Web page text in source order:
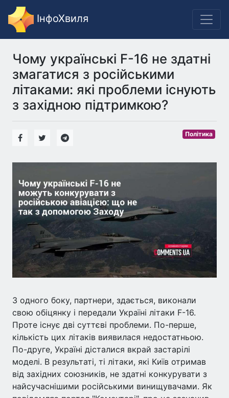
ІнфоХвиля
Чому українські F-16 не здатні
змагатися з російськими
літаками: які проблеми існують
з західною підтримкою?
Політика
З одного боку, партнери, здається, виконали
свою обіцянку і передали Україні літаки F-16.
Проте існує дві суттєві проблеми. По-перше,
кількість цих літаків виявилася недостатньою.
По-друге, Україні дісталися вкрай застарілі
моделі. В результаті, ті літаки, які Київ отримав
від західних союзників, не здатні конкурувати з
найсучаснішими російськими винищувачами. Як